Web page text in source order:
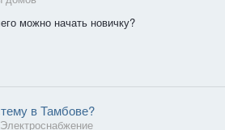
можно начать новичку?
в Тамбове?
Электроснабжение